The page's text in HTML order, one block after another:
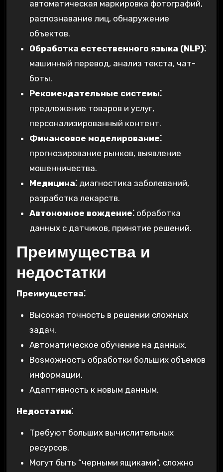
автоматическая маркировка фотографий,
распознавание лиц, обнаружение
объектов.
Обработка естественного языка (NLP)⁚
машинный перевод, анализ текста, чат-
боты.
Рекомендательные системы⁚
предложение товаров и услуг,
персонализированный контент.
Финансовое моделирование⁚
прогнозирование рынков, выявление
мошенничества.
Медицина⁚диагностика заболеваний,
разработка лекарств.
Автономное вождение⁚обработка
данных с датчиков, принятие решений.
Преимущества и
недостатки
Преимущества⁚
Высокая точность в решении сложных
задач.
Автоматическое обучение на данных.
Возможность обработки больших объемов
информации.
Адаптивность к новым данным.
Недостатки⁚
Требуют больших вычислительных
ресурсов.
Могут быть “черными ящиками”, сложно